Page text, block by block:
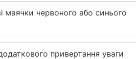
червоного або синього
привертання уваги